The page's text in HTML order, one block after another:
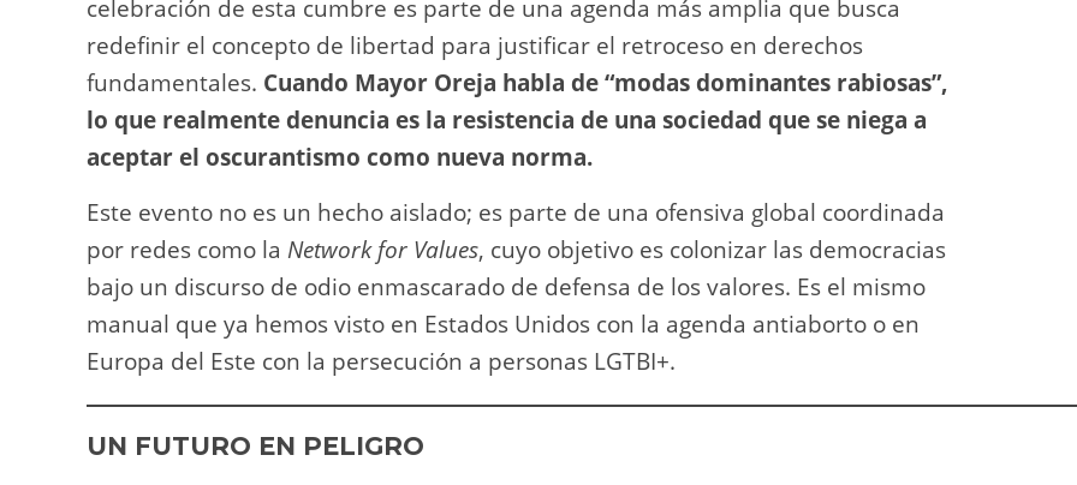
celebración de esta cumbre es parte de una agenda más amplia que busca
redefinir el concepto de libertad para justificar el retroceso en derechos
fundamentales. Cuando Mayor Oreja habla de “modas dominantes rabiosas”,
lo que realmente denuncia es la resistencia de una sociedad que se niega a
aceptar el oscurantismo como nueva norma.
Este evento no es un hecho aislado; es parte de una ofensiva global coordinada
por redes como la Network for Values, cuyo objetivo es colonizar las democracias
bajo un discurso de odio enmascarado de defensa de los valores. Es el mismo
manual que ya hemos visto en Estados Unidos con la agenda antiaborto o en
Europa del Este con la persecución a personas LGTBI+.
UN FUTURO EN PELIGRO